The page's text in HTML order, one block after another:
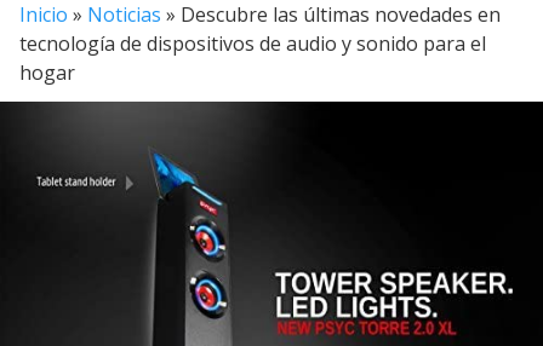
Inicio » Noticias » Descubre las últimas novedades en
tecnología de dispositivos de audio y sonido para el
hogar